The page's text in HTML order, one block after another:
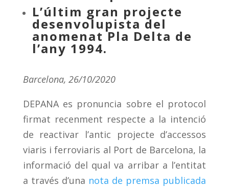
L’últim gran projecte
desenvolupista del
anomenat Pla Delta de
l’any 1994.
Barcelona, 26/10/2020
DEPANA es pronuncia sobre el protocol
firmat recenment respecte a la intenció
de reactivar l’antic projecte d’accessos
viaris i ferroviaris al Port de Barcelona, la
informació del qual va arribar a l’entitat
a través d’una nota de premsa publicada